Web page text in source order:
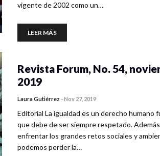
vigente de 2002 como un…
LEER MÁS
Revista Forum, No. 54,
2019
Laura Gutiérrez -Nov 27, 2019
Editorial La igualdad es un derecho humano
que debe de ser siempre respetado.
enfrentar los grandes retos sociales y
podemos perder la…